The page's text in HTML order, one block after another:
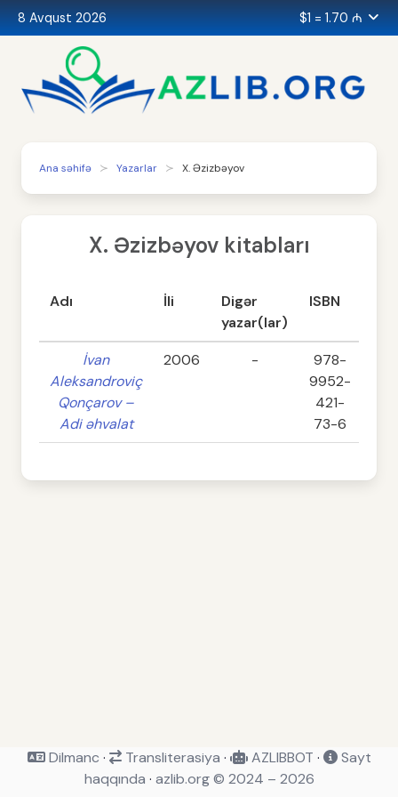
8 Avqust 2026 $1 = 1.70 ₼
Ana səhifə Yazarlar X. Əzizbəyov
X. Əzizbəyov kitabları
Adı İli
Digər
yazar(lar)
ISBN
İvan
Aleksandroviç
Qonçarov –
Adi əhvalat
2006 -
978-
9952-
421-
73-6
Dilmanc · Transliterasiya · AZLIBBOT ·
Sayt
haqqında · azlib.org © 2024 – 2026